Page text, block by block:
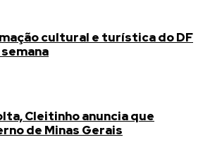
cultural e turística do DF
Cleitinho anuncia que
de Minas Gerais